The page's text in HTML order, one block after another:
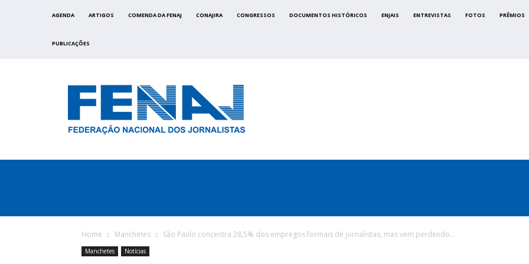
AGENDA ARTIGOS COMENDA DA FENAJ CONAJIRA CONGRESSOS DOCUMENTOS HISTÓRICOS ENJAIS ENTREVISTAS FOTOS PRÊMIOS
PUBLICAÇÕES
Home Manchetes São Paulo concentra 28,5% dos empregos formais de jornalistas, mas vem perdendo...
Manchetes Notícias